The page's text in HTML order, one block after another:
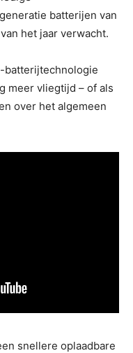
batterijen van
het jaar verwacht.
batterijtechnologie
meer vliegtijd – of als
over het algemeen
snellere oplaadbare